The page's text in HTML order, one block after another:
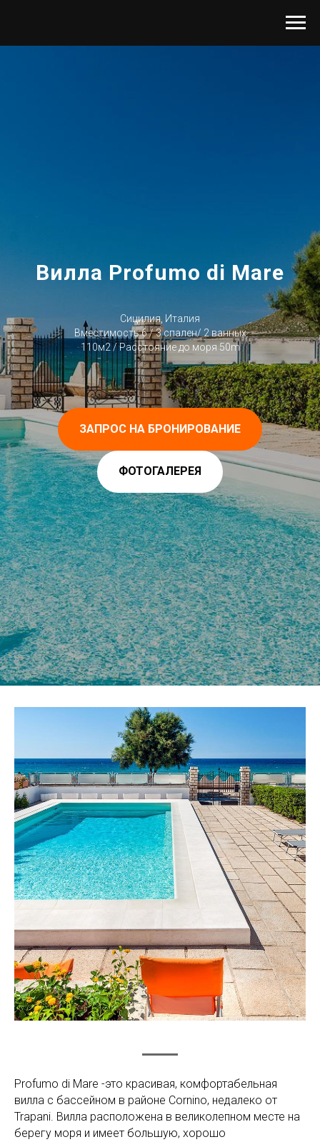
Вилла Profumo di Mare
Сицилия, Италия
Вместимость 6 / 3 спален/ 2 ванных
110м2 / Расстояние до моря 50m
ЗАПРОС НА БРОНИРОВАНИЕ
ФОТОГАЛЕРЕЯ
Profumo di Mare -это красивая, комфортабельная
вилла с бассейном в районе Cornino, недалеко от
Trapani. Вилла расположена в великолепном месте на
берегу моря и имеет большую, хорошо